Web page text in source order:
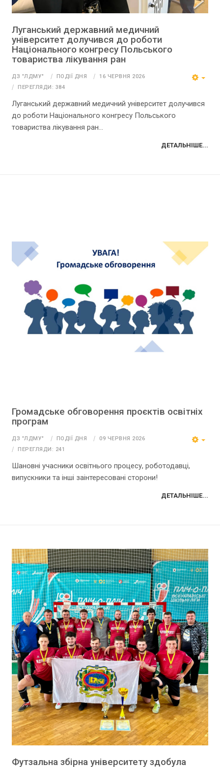
Луганський державний медичний
університет долучився до роботи
Національного конгресу Польського
товариства лікування ран
ДЗ "ЛДМУ" ПОДІЇ ДНЯ
16 ЧЕРВНЯ 2026
ПЕРЕГЛЯДИ: 384
Луганський державний медичний університет долучився
до роботи Національного конгресу Польського
товариства лікування ран...
ДЕТАЛЬНІШЕ...
Громадське обговорення проєктів освітніх
програм
ДЗ "ЛДМУ" ПОДІЇ ДНЯ
09 ЧЕРВНЯ 2026
ПЕРЕГЛЯДИ: 241
Шановні учасники освітнього процесу, роботодавці,
випускники та інші заінтересовані сторони!
ДЕТАЛЬНІШЕ...
Футзальна збірна університету здобула